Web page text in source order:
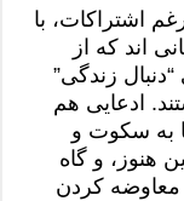
اشتراکات، با
اند که از
زندگی”
ادعایی هم
به سکوت و
هنوز، و گاه
معاوضه کردن